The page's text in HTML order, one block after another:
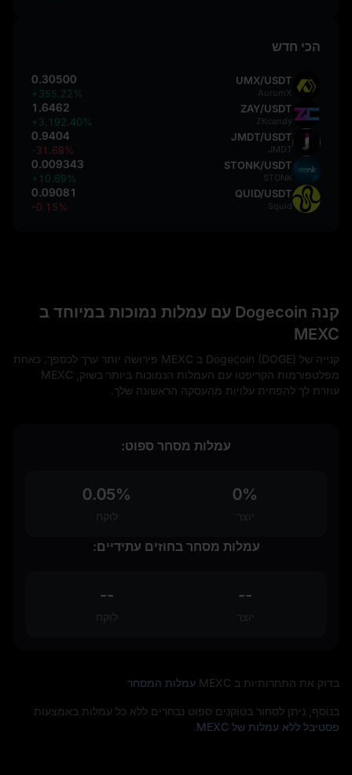
הכי חדש
UMX/USDT
AurumX
0.30500
+355.22%
ZAY/USDT
ZKcandy
1.6462
+3,192.40%
JMDT/USDT
JMDT
0.9404
-31.68%
STONK/USDT
STONK
0.009343
+10.69%
QUID/USDT
Squid
0.09081
-0.15%
קנה Dogecoin עם עמלות נמוכות במיוחד ב
MEXC
קנייה של Dogecoin (DOGE) ב MEXC פירושה יותר ערך לכספך. כאחת
מפלטפורמות הקריפטו עם העמלות הנמוכות ביותר בשוק, MEXC
עוזרת לך להפחית עלויות מהעסקה הראשונה שלך.
עמלות מסחר ספוט:
0%
יוצר
0.05%
לוקח
עמלות מסחר בחוזים עתידיים:
--
יוצר
--
לוקח
בדוק את התחרותיות ב MEXC עמלות המסחר
בנוסף, ניתן לסחור בטוקנים ספוט נבחרים ללא כל עמלות באמצעות
פסטיבל ללא עמלות של MEXC